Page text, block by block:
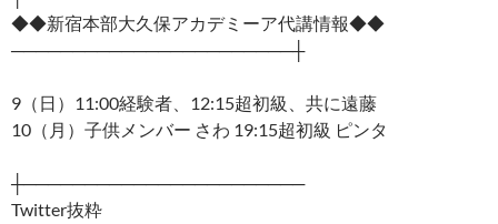
◆◆新宿本部大久保アカデミーア代講情報◆◆
───────────────────────┼
9（日）11:00経験者、12:15超初級、共に遠藤
10（月）子供メンバー さわ 19:15超初級 ピンタ
┼───────────────────────
Twitter抜粋